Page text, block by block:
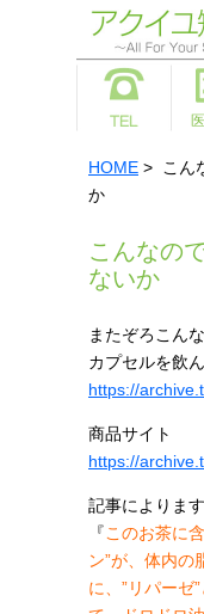
HOME > こん
か
こんなの
ないか
またぞろこん
カプセルを飲
https://
商品サイト
https://
記事によりま
『このお茶に
ン”が、体内の
に、”リパーゼ